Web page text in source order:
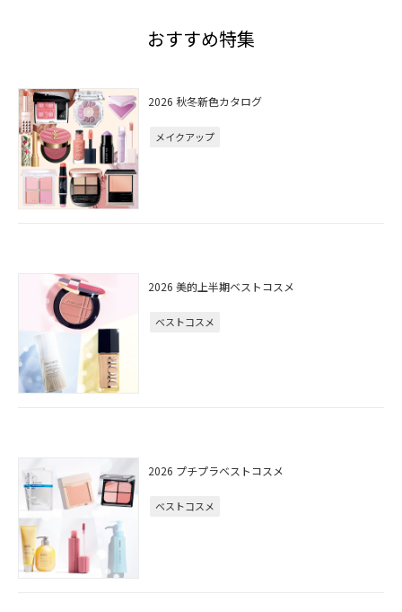
おすすめ特集
2026 秋冬新色カタログ
メイクアップ
2026 美的上半期ベストコスメ
ベストコスメ
2026 プチプラベストコスメ
ベストコスメ